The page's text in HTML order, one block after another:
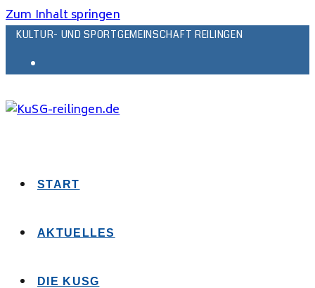
Zum Inhalt springen
KULTUR- UND SPORTGEMEINSCHAFT REILINGEN
START
AKTUELLES
DIE KUSG